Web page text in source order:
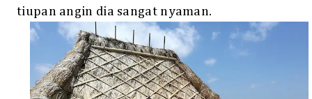
tiupan angin dia sangat nyaman.